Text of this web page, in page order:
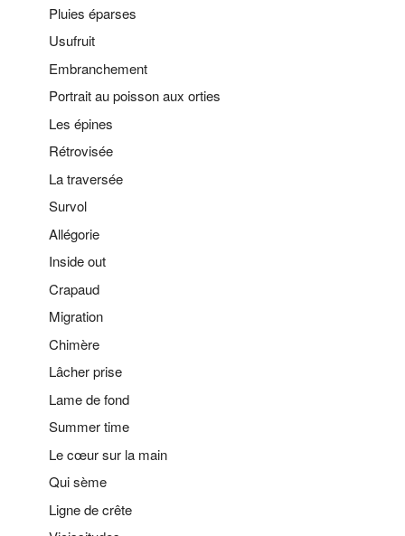
Pluies éparses
Usufruit
Embranchement
Portrait au poisson aux orties
Les épines
Rétrovisée
La traversée
Survol
Allégorie
Inside out
Crapaud
Migration
Chimère
Lâcher prise
Lame de fond
Summer time
Le cœur sur la main
Qui sème
Ligne de crête